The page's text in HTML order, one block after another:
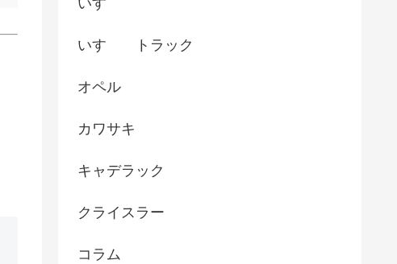
いすゞ
いすゞ トラック
オペル
カワサキ
キャデラック
クライスラー
コラム